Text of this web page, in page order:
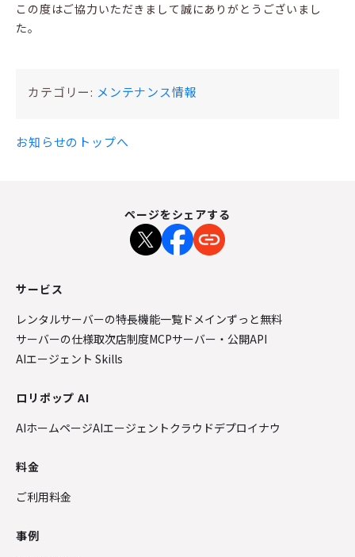
この度はご協力いただきまして誠にありがとうございまし
た。
カテゴリー: メンテナンス情報
お知らせのトップへ
ページをシェアする
サービス
レンタルサーバーの特長機能一覧 ドメインずっと無料
サーバーの仕様取次店制度MCPサーバー・公開API
AIエージェント Skills
ロリポップ AI
AIホームページAIエージェントクラウドデプロイナウ
料金
ご利用料金
事例